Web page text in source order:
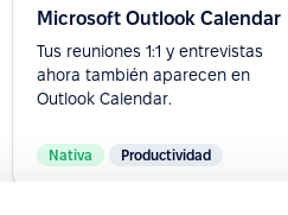
Microsoft Outlook Calendar
Tus reuniones 1:1 y entrevistas
ahora también aparecen en
Outlook Calendar.
Nativa Productividad